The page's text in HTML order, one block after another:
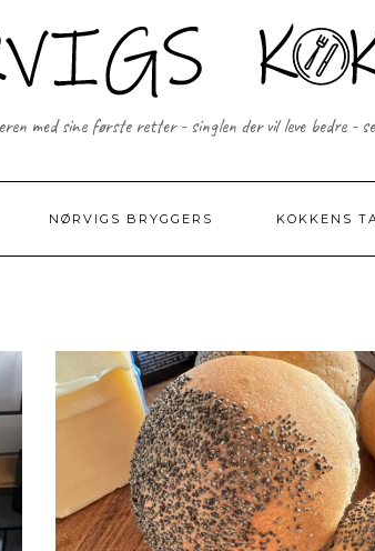
med sine første retter - singlen der vil leve bedre -
NØRVIGS BRYGGERS KOKKENS